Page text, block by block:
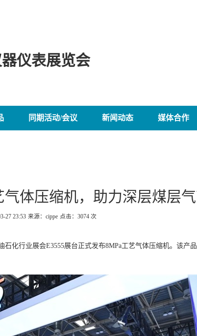
仪表展览会
同期活动/会议 新闻动态 媒体合作
体压缩机，助力深层煤层
27 23:53 来源：cippe 点击： 3074 次
化行业展会E3555展台正式发布8MPa工艺气体压缩机。该产